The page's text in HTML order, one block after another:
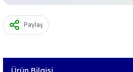
Paylaş